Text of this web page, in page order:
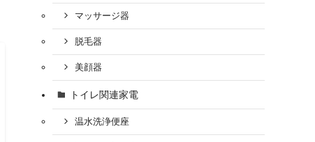
マッサージ器
脱毛器
美顔器
トイレ関連家電
温水洗浄便座